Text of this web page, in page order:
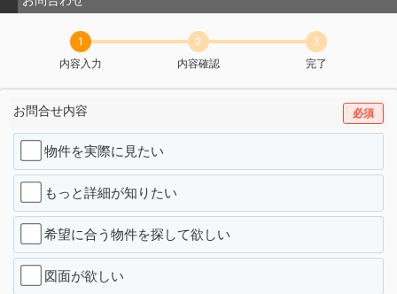
1
内容入力
2
内容確認
3
完了
お問合せ内容 必須
物件を実際に見たい
もっと詳細が知りたい
希望に合う物件を探して欲しい
図面が欲しい